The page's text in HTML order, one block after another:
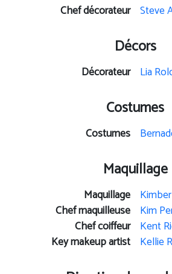
Chef décorateur Steve
Décors
Décorateur Lia
Costumes
Costumes
Maquillage
Maquillage
Chef maquilleuse Kim
Chef coiffeur Kent
Key makeup artist Kellie